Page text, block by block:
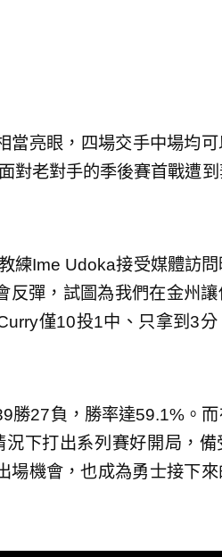
當亮眼，四場交手中場均
對老對手的季後賽首戰遭
練Ime Udoka接受媒體訪
反彈，試圖為我們在金州
僅10投1中、只拿到3分
勝27負，勝率達59.1%。
下打出系列賽好開局，備
場機會，也成為勇士接下